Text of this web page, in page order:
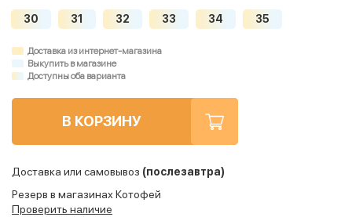
30 31 32 33 34 35
Доставка из интернет-магазина
Выкупить в магазине
Доступны оба варианта
В КОРЗИНУ
Доставка или самовывоз (послезавтра)
Резерв в магазинах Котофей
Проверить наличие